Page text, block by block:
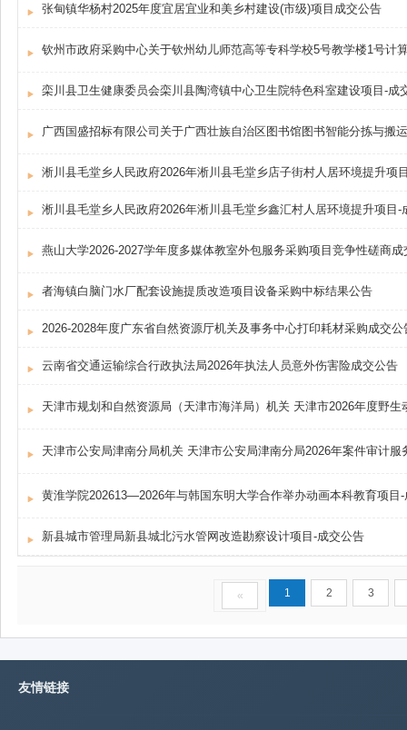
张甸镇华杨村2025年度宜居宜业和美乡村建设(市级)项目成交公告
栾川县卫生健康委员会栾川县陶湾镇中心卫生院特色科室建设项目-成
淅川县毛堂乡人民政府2026年淅川县毛堂乡店子街村人居环境提升项
淅川县毛堂乡人民政府2026年淅川县毛堂乡鑫汇村人居环境提升项目-
燕山大学2026-2027学年度多媒体教室外包服务采购项目竞争性磋商成
者海镇白脑门水厂配套设施提质改造项目设备采购中标结果公告
2026-2028年度广东省自然资源厅机关及事务中心打印耗材采购成交公
云南省交通运输综合行政执法局2026年执法人员意外伤害险成交公告
天津市公安局津南分局机关 天津市公安局津南分局2026年案件审计
黄淮学院202613—2026年与韩国东明大学合作举办动画本科教育项目-
新县城市管理局新县城北污水管网改造勘察设计项目-成交公告
« 1 2 3
友情链接